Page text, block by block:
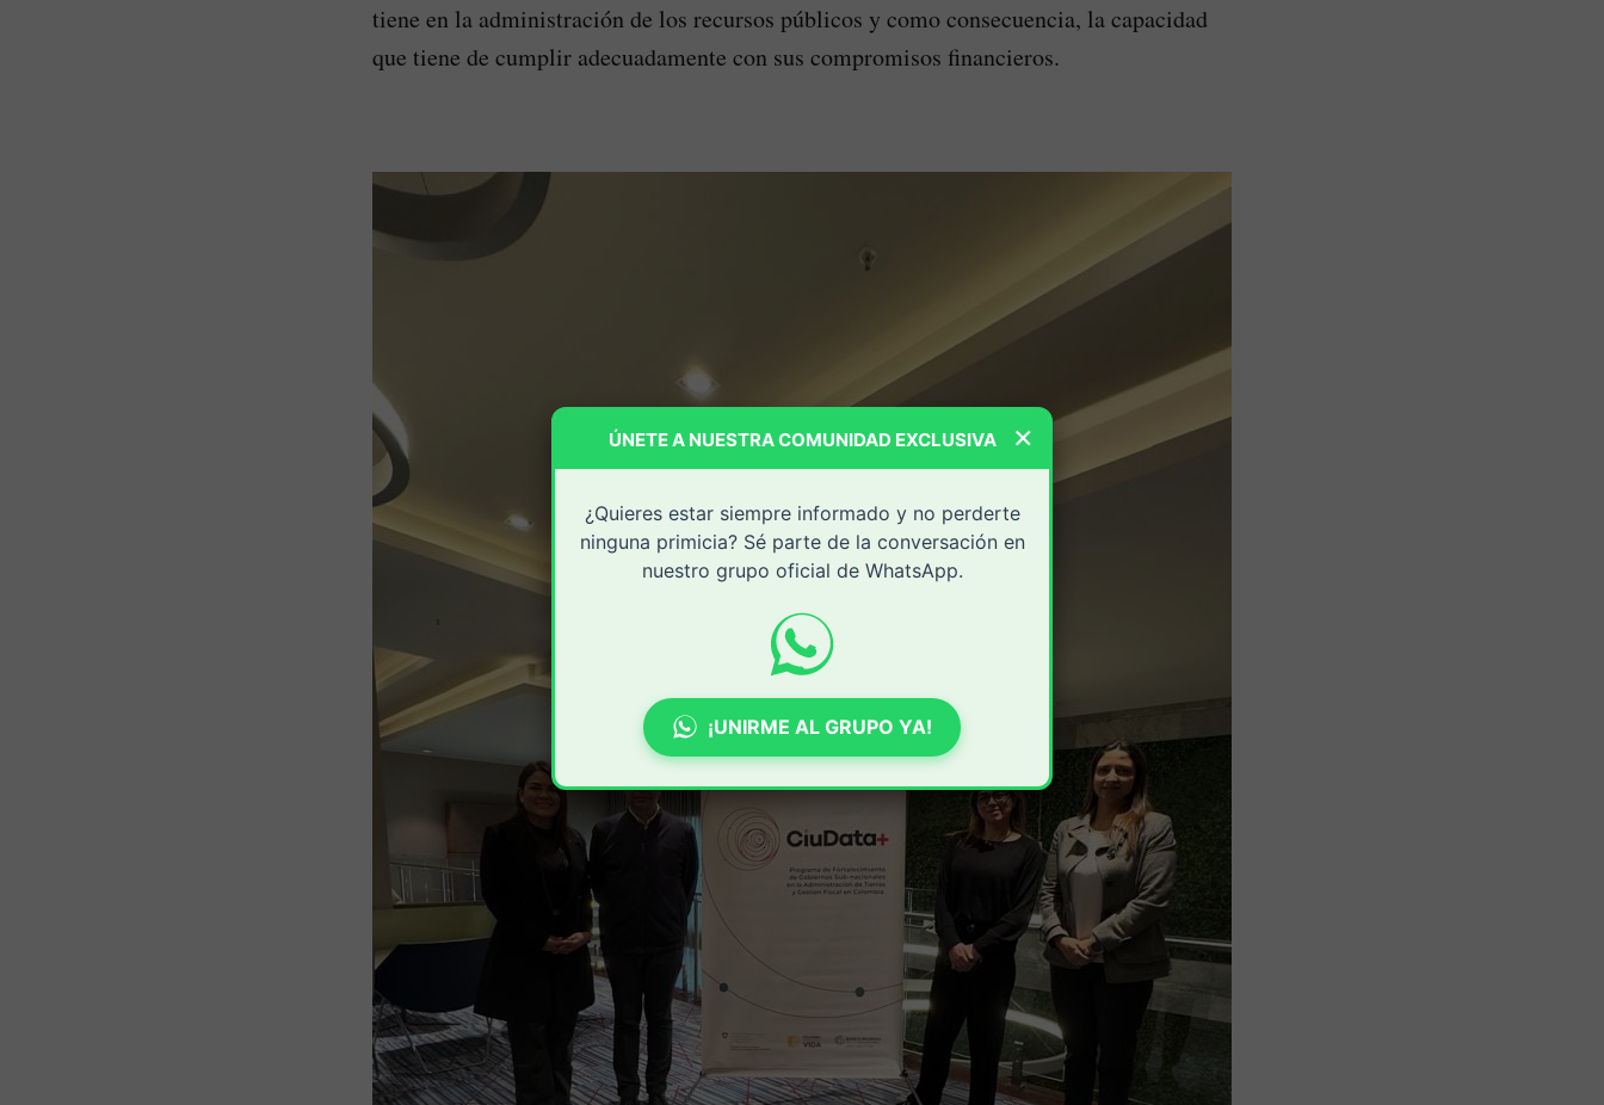
tiene en la administración de los recursos públicos y como consecuencia, la capacidad
que tiene de cumplir adecuadamente con sus compromisos financieros.
×
ÚNETE A NUESTRA COMUNIDAD EXCLUSIVA
¿Quieres estar siempre informado y no perderte
ninguna primicia? Sé parte de la conversación en
nuestro grupo oficial de WhatsApp.
¡UNIRME AL GRUPO YA!